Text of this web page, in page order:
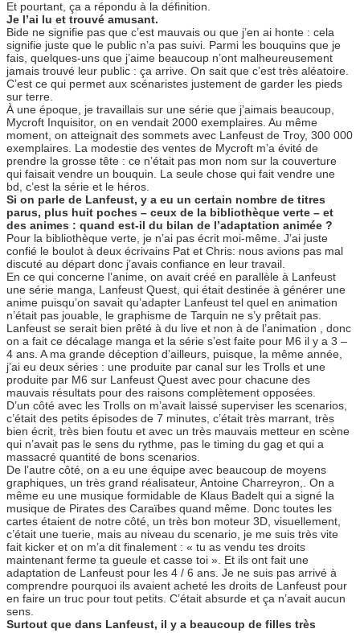
Et pourtant, ça a répondu à la définition.
Je l’ai lu et trouvé amusant.
Bide ne signifie pas que c’est mauvais ou que j’en ai honte : cela
signifie juste que le public n’a pas suivi. Parmi les bouquins que je
fais, quelques-uns que j’aime beaucoup n’ont malheureusement
jamais trouvé leur public : ça arrive. On sait que c’est très aléatoire.
C’est ce qui permet aux scénaristes justement de garder les pieds
sur terre.
À une époque, je travaillais sur une série que j’aimais beaucoup,
Mycroft Inquisitor, on en vendait 2000 exemplaires. Au même
moment, on atteignait des sommets avec Lanfeust de Troy, 300 000
exemplaires. La modestie des ventes de Mycroft m’a évité de
prendre la grosse tête : ce n’était pas mon nom sur la couverture
qui faisait vendre un bouquin. La seule chose qui fait vendre une
bd, c’est la série et le héros.
Si on parle de Lanfeust, y a eu un certain nombre de titres
parus, plus huit poches – ceux de la bibliothèque verte – et
des animes : quand est-il du bilan de l’adaptation animée ?
Pour la bibliothèque verte, je n’ai pas écrit moi-même. J’ai juste
confié le boulot à deux écrivains Pat et Chris: nous avions pas mal
discuté au départ donc j’avais confiance en leur travail.
En ce qui concerne l’anime, on avait créé en parallèle à Lanfeust
une série manga, Lanfeust Quest, qui était destinée à générer une
anime puisqu’on savait qu’adapter Lanfeust tel quel en animation
n’était pas jouable, le graphisme de Tarquin ne s’y prêtait pas.
Lanfeust se serait bien prêté à du live et non à de l’animation , donc
on a fait ce décalage manga et la série s’est faite pour M6 il y a 3 –
4 ans. A ma grande déception d’ailleurs, puisque, la même année,
j’ai eu deux séries : une produite par canal sur les Trolls et une
produite par M6 sur Lanfeust Quest avec pour chacune des
mauvais résultats pour des raisons complètement opposées.
D’un côté avec les Trolls on m’avait laissé superviser les scenarios,
c’était des petits épisodes de 7 minutes, c’était très marrant, très
bien écrit, très bien foutu et avec un très mauvais metteur en scène
qui n’avait pas le sens du rythme, pas le timing du gag et qui a
massacré quantité de bons scenarios.
De l’autre côté, on a eu une équipe avec beaucoup de moyens
graphiques, un très grand réalisateur, Antoine Charreyron,. On a
même eu une musique formidable de Klaus Badelt qui a signé la
musique de Pirates des Caraïbes quand même. Donc toutes les
cartes étaient de notre côté, un très bon moteur 3D, visuellement,
c’était une tuerie, mais au niveau du scenario, je me suis très vite
fait kicker et on m’a dit finalement : « tu as vendu tes droits
maintenant ferme ta gueule et casse toi ». Et ils ont fait une
adaptation de Lanfeust pour les 4 / 6 ans. Je ne suis pas arrivé à
comprendre pourquoi ils avaient acheté les droits de Lanfeust pour
en faire un truc pour tout petits. C’était absurde et ça n’avait aucun
sens.
Surtout que dans Lanfeust, il y a beaucoup de filles très